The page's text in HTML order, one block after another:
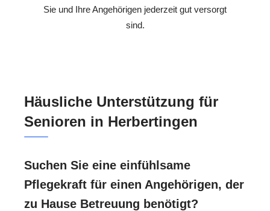
Sie und Ihre Angehörigen jederzeit gut versorgt
sind.
Häusliche Unterstützung für
Senioren in Herbertingen
Suchen Sie eine einfühlsame
Pflegekraft für einen Angehörigen, der
zu Hause Betreuung benötigt?